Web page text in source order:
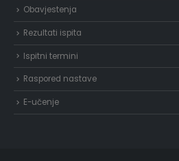
Obavjestenja
Rezultati ispita
Ispitni termini
Raspored nastave
E-učenje